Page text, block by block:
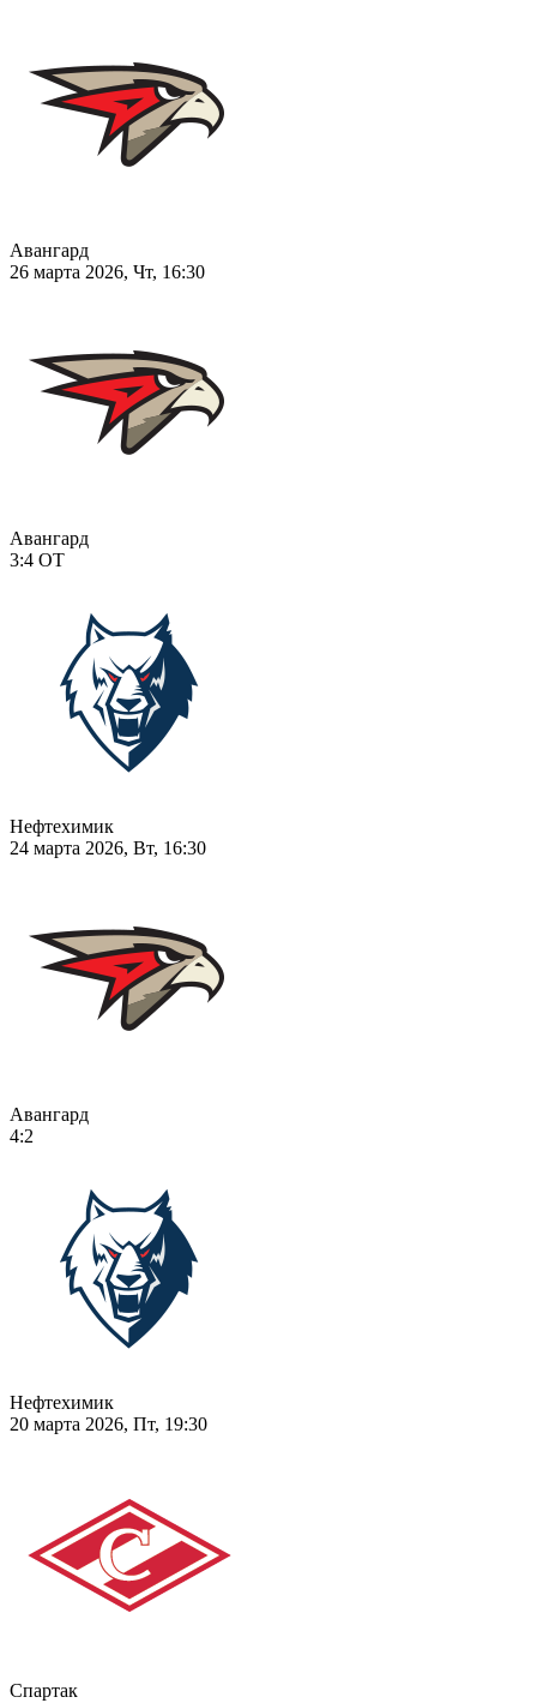
Авангард
26 марта 2026, Чт, 16:30
Авангард
3:4 ОТ
Нефтехимик
24 марта 2026, Вт, 16:30
Авангард
4:2
Нефтехимик
20 марта 2026, Пт, 19:30
Спартак